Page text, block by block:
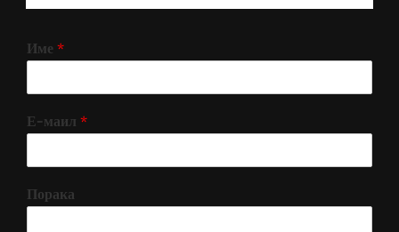
Име *
Е-маил *
Порака